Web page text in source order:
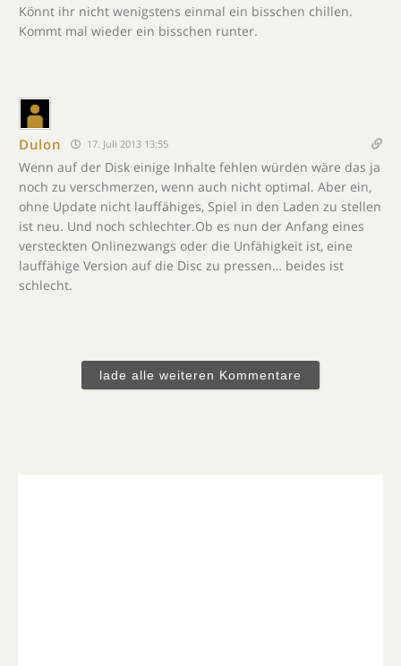
Könnt ihr nicht wenigstens einmal ein bisschen chillen.
Kommt mal wieder ein bisschen runter.
Dulon 17. Juli 2013 13:55
Wenn auf der Disk einige Inhalte fehlen würden wäre das ja
noch zu verschmerzen, wenn auch nicht optimal. Aber ein,
ohne Update nicht lauffähiges, Spiel in den Laden zu stellen
ist neu. Und noch schlechter.Ob es nun der Anfang eines
versteckten Onlinezwangs oder die Unfähigkeit ist, eine
lauffähige Version auf die Disc zu pressen… beides ist
schlecht.
lade alle weiteren Kommentare